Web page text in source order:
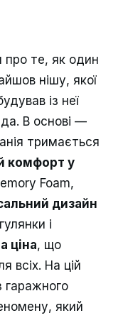
про те, як один
нішу, якої
із неї
В основі —
тримається
комфорт у
Foam,
дизайн
і
ціна, що
всіх. На цій
гаражного
який